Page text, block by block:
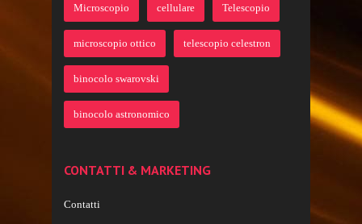
Microscopio cellulare Telescopio
microscopio ottico telescopio celestron
binocolo swarovski
binocolo astronomico
CONTATTI & MARKETING
Contatti